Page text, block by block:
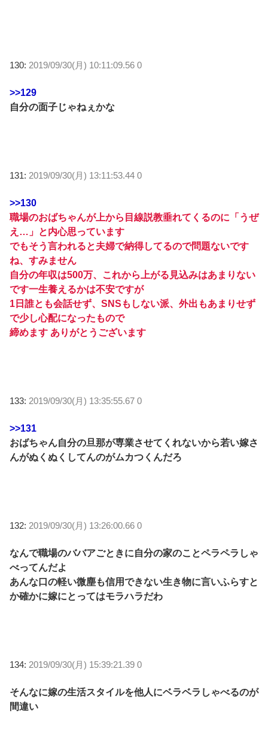
130: 2019/09/30(月) 10:11:09.56 0
>>129
自分の面子じゃねぇかな
131: 2019/09/30(月) 13:11:53.44 0
>>130
職場のおばちゃんが上から目線説教垂れてくるのに「うぜ
え…」と内心思っています
でもそう言われると夫婦で納得してるので問題ないです
ね、すみません
自分の年収は500万、これから上がる見込みはあまりない
です一生養えるかは不安ですが
1日誰とも会話せず、SNSもしない派、外出もあまりせず
で少し心配になったもので
締めます ありがとうございます
133: 2019/09/30(月) 13:35:55.67 0
>>131
おばちゃん自分の旦那が専業させてくれないから若い嫁さ
んがぬくぬくしてんのがムカつくんだろ
132: 2019/09/30(月) 13:26:00.66 0
なんで職場のババアごときに自分の家のことペラペラしゃ
べってんだよ
あんな口の軽い微塵も信用できない生き物に言いふらすと
か確かに嫁にとってはモラハラだわ
134: 2019/09/30(月) 15:39:21.39 0
そんなに嫁の生活スタイルを他人にベラベラしゃべるのが
間違い